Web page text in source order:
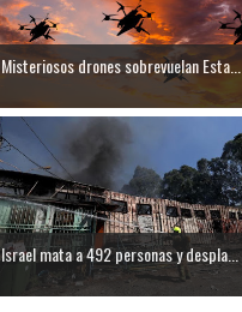
Misteriosos drones sobrevuelan Esta...
Israel mata a 492 personas y despla...